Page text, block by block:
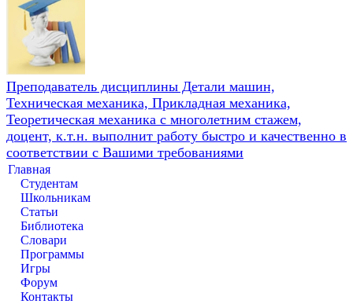
Преподаватель дисциплины Детали машин,
Техническая механика, Прикладная механика,
Теоретическая механика с многолетним стажем,
доцент, к.т.н. выполнит работу быстро и качественно в
соответствии с Вашими требованиями
Главная
Студентам
Школьникам
Статьи
Библиотека
Словари
Программы
Игры
Форум
Контакты